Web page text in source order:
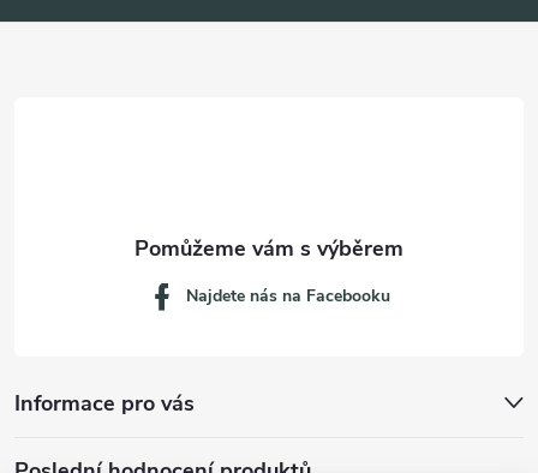
a
Informace pro vás
Najdete nás na Facebooku